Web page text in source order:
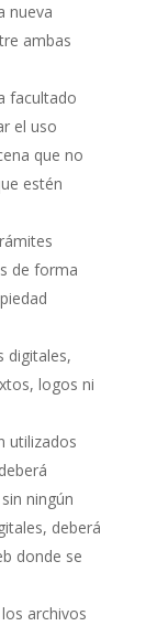
nueva
ambas
facultado
el uso
que no
estén
de forma
digitales,
logos ni
utilizados
ningún
deberá
donde se
archivos